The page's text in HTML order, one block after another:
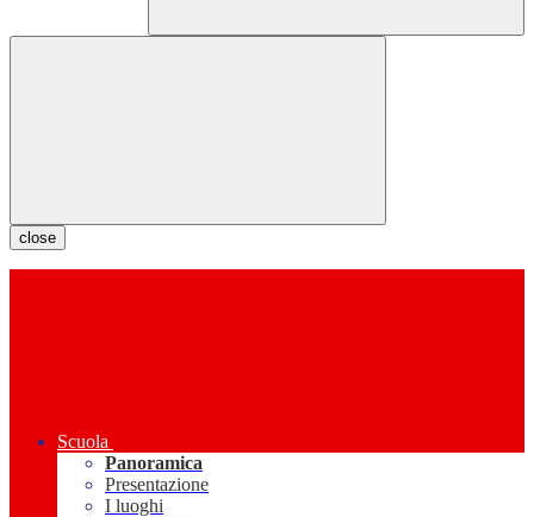
close
Scuola
Panoramica
Presentazione
I luoghi